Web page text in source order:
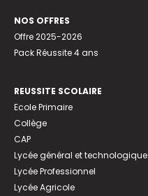
NOS OFFRES
Offre 2025-2026
Pack Réussite 4 ans
REUSSITE SCOLAIRE
Ecole Primaire
Collège
CAP
Lycée général et technologique
Lycée Professionnel
Lycée Agricole